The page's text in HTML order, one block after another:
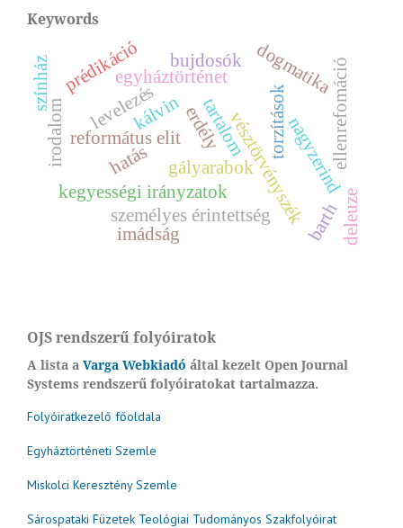
Keywords
vésztörvényszék
gályarabok
erdély
református elit
levelezés torzítások
kegyességi irányzatok
személyes érintettség
nagyzerind
egyháztörténet
irodalom
dogmatika
prédikáció
tartalom
hatás
kálvin
barthdeleuze
ellenrefomáció
bujdosók
imádság
színház
OJS rendszerű folyóiratok
A lista a Varga Webkiadó által kezelt Open Journal
Systems rendszerű folyóiratokat tartalmazza.
Folyóiratkezelő főoldala
Egyháztörténeti Szemle
Miskolci Keresztény Szemle
Sárospataki Füzetek Teológiai Tudományos Szakfolyóirat